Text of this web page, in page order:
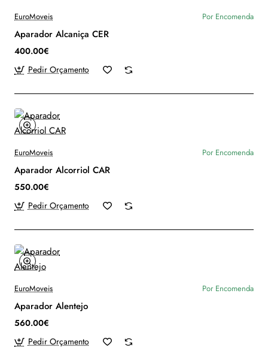
EuroMoveis Por Encomenda
Aparador Alcaniça CER
400.00€
Pedir Orçamento
EuroMoveis Por Encomenda
Aparador Alcorriol CAR
550.00€
Pedir Orçamento
EuroMoveis Por Encomenda
Aparador Alentejo
560.00€
Pedir Orçamento